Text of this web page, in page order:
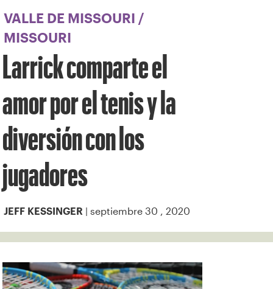
VALLE DE MISSOURI
/
MISSOURI
Larrick comparte el
amor por el tenis y la
diversión con los
jugadores
JEFF KESSINGER | septiembre 30 , 2020